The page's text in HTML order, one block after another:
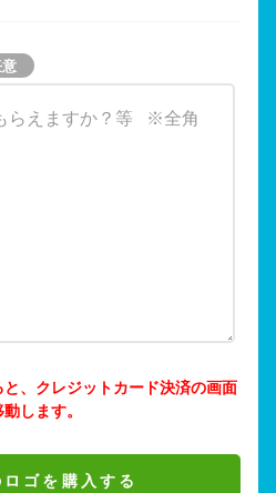
、クレジットカード決済の画面
します。
ロゴを購入する